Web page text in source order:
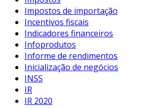
Impostos de importação
Incentivos fiscais
Indicadores financeiros
Infoprodutos
Informe de rendimentos
Inicialização de negócios
INSS
IR
IR 2020